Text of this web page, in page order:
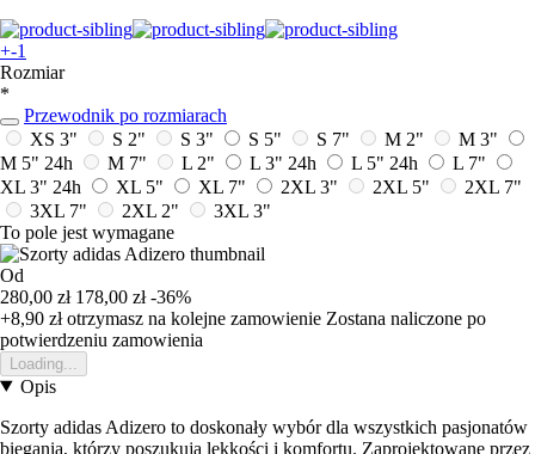
+-1
Rozmiar
*
Przewodnik po rozmiarach
XS 3"
S 2" S 3" S 5" S 7" M 2"
M 3"
M 5" 24h M 7" L 2" L 3" 24h L 5" 24h
L 7"
XL 3" 24h XL 5" XL 7" 2XL 3" 2XL 5"
2XL 7"
3XL 7"
2XL 2"
3XL 3"
To pole jest wymagane
Od
280,00 zł 178,00 zł -36%
+8,90 złotrzymasz na kolejne zamowienie Zostana naliczone po
potwierdzeniu zamowienia
Loading...
Opis
Szorty adidas Adizero to doskonały wybór dla wszystkich pasjonatów
biegania, którzy poszukują lekkości i komfortu. Zaprojektowane przez